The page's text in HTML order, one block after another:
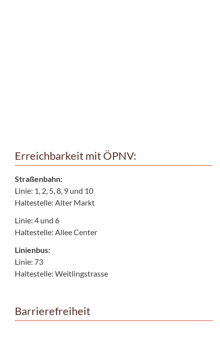
Erreichbarkeit mit ÖPNV:
Straßenbahn:
Linie: 1, 2, 5, 8, 9 und 10
Haltestelle: Alter Markt
Linie: 4 und 6
Haltestelle: Allee Center
Linienbus:
Linie: 73
Haltestelle: Weitlingstrasse
Barrierefreiheit